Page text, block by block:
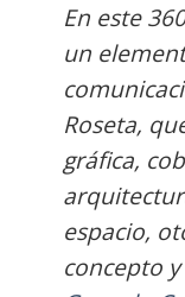
En este
un
Roseta,
gráfica,
espacio,
concepto